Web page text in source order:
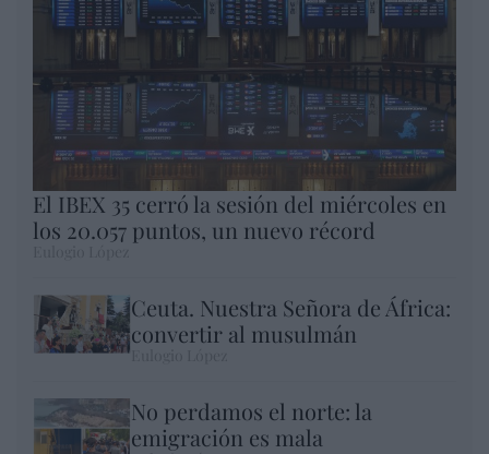
El IBEX 35 cerró la sesión del miércoles en
los 20.057 puntos, un nuevo récord
Ceuta. Nuestra Señora de África:
convertir al musulmán
No perdamos el norte: la
emigración es mala